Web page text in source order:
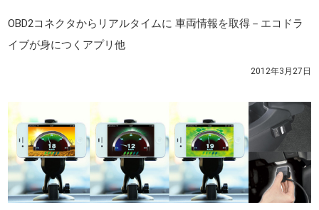
OBD2コネクタからリアルタイムに 車両情報を取得－エコドラ
イブが身につくアプリ他
2012年3月27日